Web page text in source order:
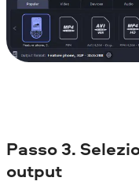
Passo 3.
output